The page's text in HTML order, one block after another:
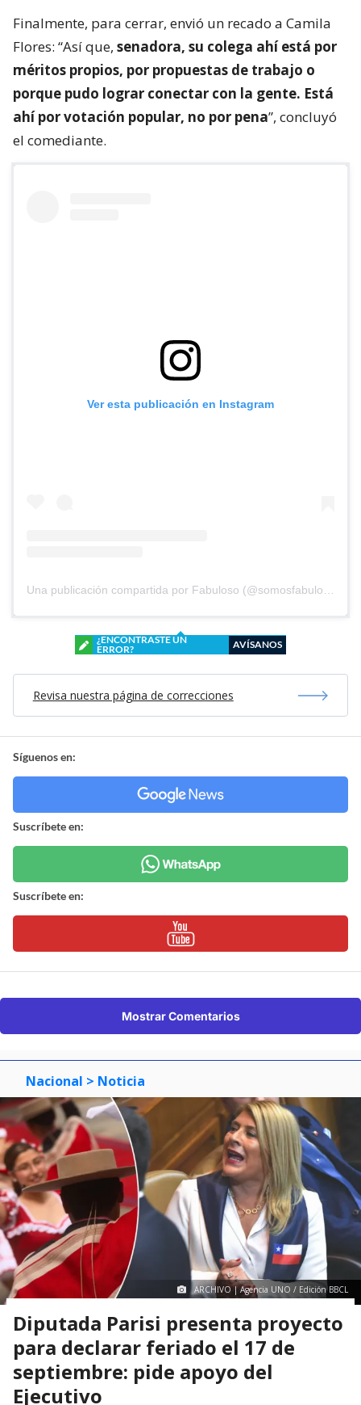
Finalmente, para cerrar, envió un recado a Camila
Flores: “Así que, senadora, su colega ahí está por
méritos propios, por propuestas de trabajo o
porque pudo lograr conectar con la gente. Está
ahí por votación popular, no por pena”, concluyó
el comediante.
Ver esta publicación en Instagram
Una publicación compartida por Fabuloso (@somosfabuloso)
¿ENCONTRASTE UN
ERROR?
AVÍSANOS
Revisa nuestra página de correcciones
Síguenos en:
Suscríbete en:
Suscríbete en:
Mostrar Comentarios
Nacional > Noticia
ARCHIVO | Agencia UNO / Edición BBCL
Diputada Parisi presenta proyecto
para declarar feriado el 17 de
septiembre: pide apoyo del
Ejecutivo